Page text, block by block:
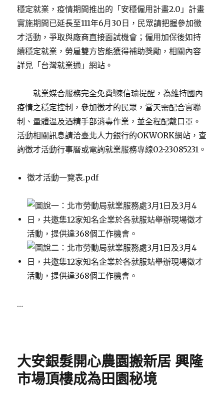
穩定就業，疫情期間推出的「安穩僱用計畫2.0」計畫
實施期間已延長至111年6月30日，民眾請把握參加徵
才活動，爭取與廠商直接面試機會；僱用加保後如持
續穩定就業，勞雇雙方皆能獲得補助獎勵，相關內容
詳見「台灣就業通」網站。
就業媒合服務完全免費!陳信瑜提醒，為維持國內
疫情之穩定控制，參加徵才的民眾，當天需配合實聯
制、量體溫及酒精手部消毒作業，並全程配戴口罩。
活動相關訊息請洽臺北人力銀行的OKWORK網站，查
詢徵才活動行事曆或電詢就業服務專線02-23085231。
徵才活動一覽表.pdf
…
大安銀髮開心農園搬新居 興隆
市場頂樓成為田園秘境